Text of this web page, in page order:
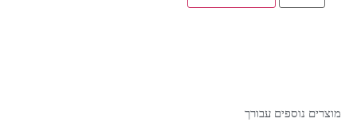
מוצרים נוספים עבורך